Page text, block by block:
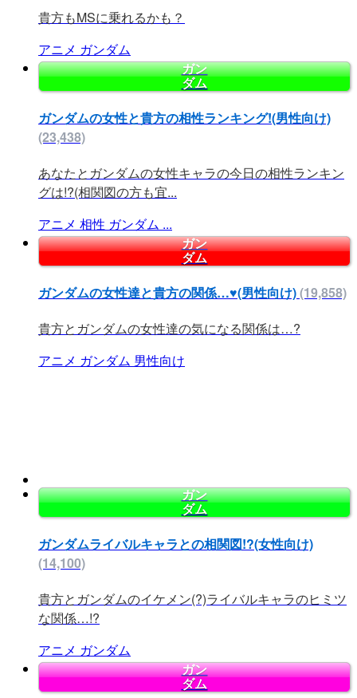
貴方もMSに乗れるかも？
アニメ ガンダム
ガン
ダム
ガンダムの女性と貴方の相性ランキング!(男性向け)
(23,438)
あなたとガンダムの女性キャラの今日の相性ランキン
グは!?(相関図の方も宜...
アニメ 相性 ガンダム ...
ガン
ダム
ガンダムの女性達と貴方の関係…♥(男性向け)(19,858)
貴方とガンダムの女性達の気になる関係は…?
アニメ ガンダム 男性向け
ガン
ダム
ガンダムライバルキャラとの相関図!?(女性向け)
(14,100)
貴方とガンダムのイケメン(?)ライバルキャラのヒミツ
な関係…!?
アニメ ガンダム
ガン
ダム